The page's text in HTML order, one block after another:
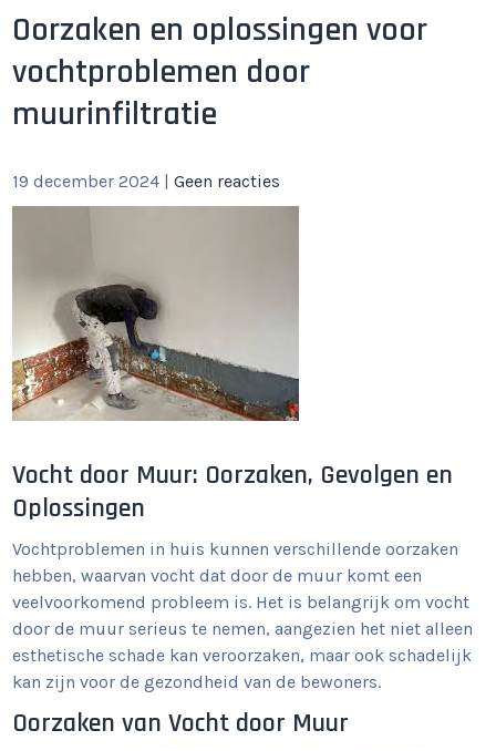
Oorzaken en oplossingen voor
vochtproblemen door
muurinfiltratie
19 december 2024 |Geen reacties
Vocht door Muur: Oorzaken, Gevolgen en
Oplossingen
Vochtproblemen in huis kunnen verschillende oorzaken
hebben, waarvan vocht dat door de muur komt een
veelvoorkomend probleem is. Het is belangrijk om vocht
door de muur serieus te nemen, aangezien het niet alleen
esthetische schade kan veroorzaken, maar ook schadelijk
kan zijn voor de gezondheid van de bewoners.
Oorzaken van Vocht door Muur